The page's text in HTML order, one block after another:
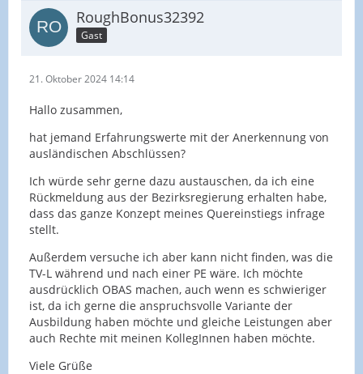
RoughBonus32392
Gast
21. Oktober 2024 14:14
Hallo zusammen,
hat jemand Erfahrungswerte mit der Anerkennung von
ausländischen Abschlüssen?
Ich würde sehr gerne dazu austauschen, da ich eine
Rückmeldung aus der Bezirksregierung erhalten habe,
dass das ganze Konzept meines Quereinstiegs infrage
stellt.
Außerdem versuche ich aber kann nicht finden, was die
TV-L während und nach einer PE wäre. Ich möchte
ausdrücklich OBAS machen, auch wenn es schwieriger
ist, da ich gerne die anspruchsvolle Variante der
Ausbildung haben möchte und gleiche Leistungen aber
auch Rechte mit meinen KollegInnen haben möchte.
Viele Grüße